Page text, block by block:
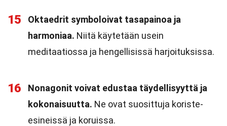
15
Oktaedrit symboloivat tasapainoa ja
harmoniaa. Niitä käytetään usein
meditaatiossa ja hengellisissä harjoituksissa.
16
Nonagonit voivat edustaa täydellisyyttä ja
kokonaisuutta. Ne ovat suosittuja koriste-
esineissä ja koruissa.